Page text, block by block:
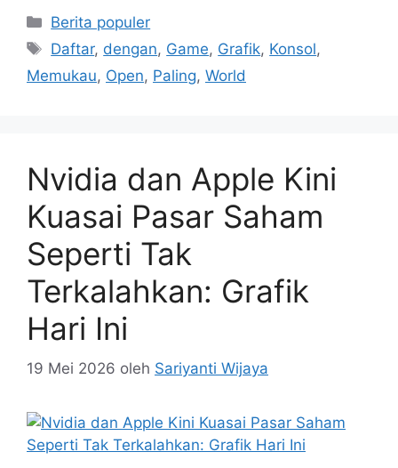
Kategori
Berita populer
Tag
Daftar, dengan, Game, Grafik, Konsol,
Memukau, Open, Paling, World
Nvidia dan Apple Kini
Kuasai Pasar Saham
Seperti Tak
Terkalahkan: Grafik
Hari Ini
19 Mei 2026 oleh Sariyanti Wijaya